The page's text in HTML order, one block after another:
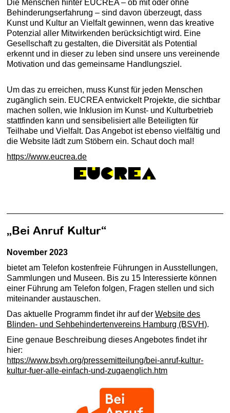
Die Menschen hinter EUCREA – ob mit oder ohne
Behinderungserfahrung – sind davon überzeugt, dass
Kunst und Kultur an Vielfalt gewinnen, wenn das kreative
Potenzial aller Mitwirkenden berücksichtigt wird. Eine
Gesellschaft zu gestalten, die Diversität als Potential
erkennt und in dieser zu leben sind unsere uns vereinende
Motivation und das gemeinsame Handlungsziel.
Um das zu erreichen, muss Kunst für jeden Menschen
zugänglich sein. EUCREA entwickelt Projekte, die sichtbar
machen sollen, wie Inklusion im Kunst- und Kulturbetrieb
stattfinden kann und sensibelisiert alle Beteiligten für
Teilhabe und Vielfalt. Das Angebot ist ebenso vielfältig und
die Website lädt zum Stöbern ein. Schaut doch mal!
https://www.eucrea.de
„Bei Anruf Kultur“
November 2023
bietet am Telefon kostenfreie Führungen in Ausstellungen,
Sammlungen und Museen. Bis zu 15 Interessierte können
einer Führung am Telefon folgen, Fragen stellen und sich
miteinander austauschen.
Das aktuelle Programm findet ihr auf derWebsite des
Blinden- und Sehbehindertenvereins Hamburg (BSVH).
Eine genaue Beschreibung dieses Angebotes findet ihr
hier:
https://www.bsvh.org/pressemitteilung/bei-anruf-kultur-
kultur-fuer-alle-einfach-und-zugaenglich.htm